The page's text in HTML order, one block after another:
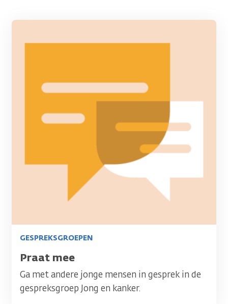
Afbeelding
GESPREKSGROEPEN
Titel
Praat mee
Ga met andere jonge mensen in gesprek in de
gespreksgroep Jong en kanker.